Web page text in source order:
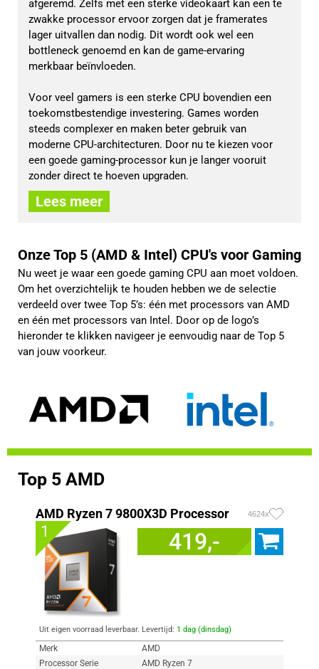
afgeremd. Zelfs met een sterke videokaart kan een te
zwakke processor ervoor zorgen dat je framerates
lager uitvallen dan nodig. Dit wordt ook wel een
bottleneck genoemd en kan de game-ervaring
merkbaar beïnvloeden.
Voor veel gamers is een sterke CPU bovendien een
toekomstbestendige investering. Games worden
steeds complexer en maken beter gebruik van
moderne CPU-architecturen. Door nu te kiezen voor
een goede gaming-processor kun je langer vooruit
zonder direct te hoeven upgraden.
Lees meer
Onze Top 5 (AMD & Intel) CPU's voor Gaming
Nu weet je waar een goede gaming CPU aan moet voldoen.
Om het overzichtelijk te houden hebben we de selectie
verdeeld over twee Top 5’s: één met processors van AMD
en één met processors van Intel. Door op de logo’s
hieronder te klikken navigeer je eenvoudig naar de Top 5
van jouw voorkeur.
Top 5 AMD
AMD Ryzen 7 9800X3D Processor 4624x
1 419,-
Uit eigen voorraad leverbaar. Levertijd: 1 dag (dinsdag)
Merk
AMD
Processor Serie
AMD Ryzen 7